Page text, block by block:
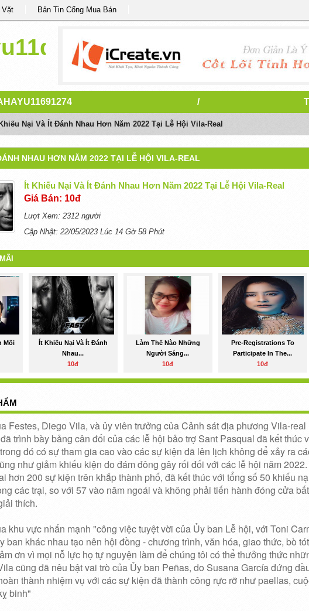
Vặt Bản Tin Cổng Mua Bán
/
Nại Và Ít Đánh Nhau Hơn Năm 2022 Tại Lễ Hội Vila-Real
NHAU HƠN NĂM 2022 TẠI LỄ HỘI VILA-REAL
Ít Khiếu Nại Và Ít Đánh Nhau Hơn Năm 2022 Tại Lễ Hội Vila-Real
Giá Bán: 10đ
Lượt Xem: 2312 người
Cập Nhật: 22/05/2023 Lúc 14 Gờ 58 Phút
Mối
Ít Khiếu Nại Và Ít Đánh
Nhau...
10đ
Làm Thế Nào Những
Người Sáng...
10đ
Pre-Registrations To
Participate In The...
10đ
Festes, Diego Vila, và ủy viên trưởng của Cảnh sát địa phương Vila-real
trình bày bảng cân đối của các lễ hội bảo trợ Sant Pasqual đã kết thúc
đó có sự tham gia cao vào các sự kiện đã lên lịch không để xảy ra
như giảm khiếu kiện do đám đông gây rối đối với các lễ hội năm 2022.
hơn 200 sự kiện trên khắp thành phố, đã kết thúc với tổng số 50 khiếu
các trại, so với 57 vào năm ngoái và không phải tiến hành đóng cửa
thích.
khu vực nhấn mạnh "công việc tuyệt vời của Ủy ban Lễ hội, với Toni
ban khác nhau tạo nên hội đồng - chương trình, văn hóa, giao thức, bò
ơn vì mọi nỗ lực họ tự nguyện làm để chúng tôi có thể thưởng thức
cũng đã nêu bật vai trò của Ủy ban Peñas, do Susana García đứng
thành nhiệm vụ với các sự kiện đã thành công rực rỡ như paellas,
binh"